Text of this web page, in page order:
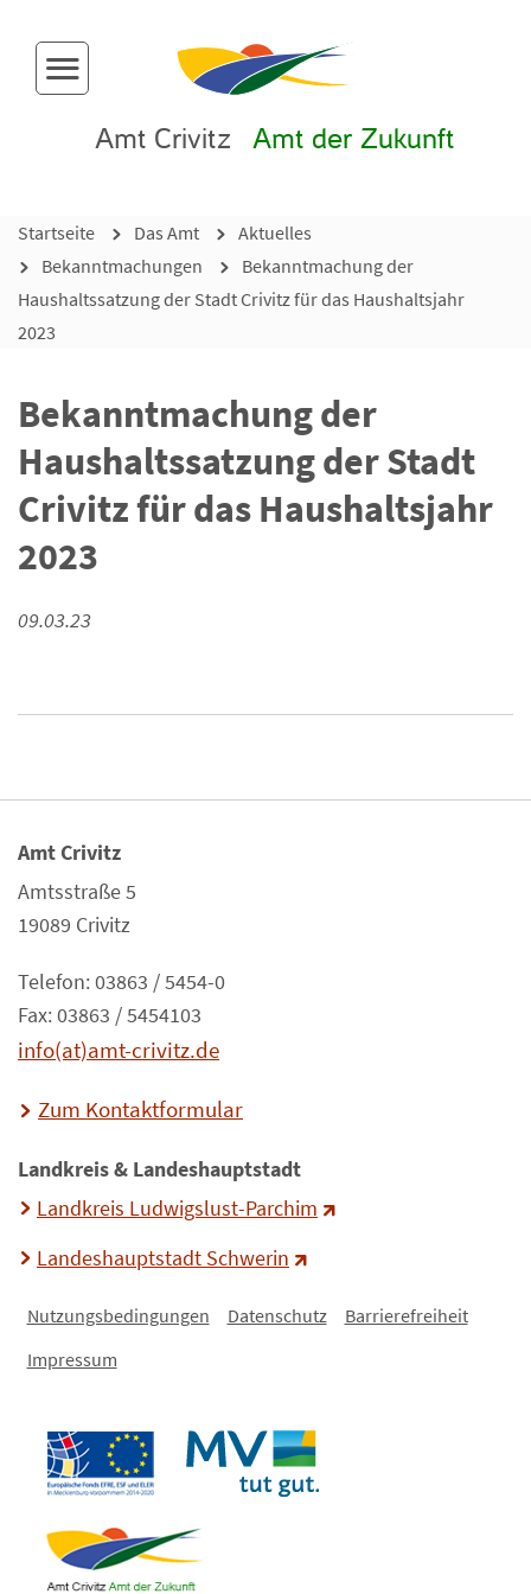
Menü-Button
Amt Crivitz Amt der Zukunft
Startseite Das Amt
Aktuelles
Bekanntmachungen
Bekanntmachung der
Haushaltssatzung der Stadt Crivitz für das Haushaltsjahr
2023
Bekanntmachung der
Haushaltssatzung der Stadt
Crivitz für das Haushaltsjahr
2023
09.03.23
Amt Crivitz
Amtsstraße 5
19089 Crivitz
Telefon: 03863 / 5454-0
Fax: 03863 / 5454103
info(at)amt-crivitz.de
Zum Kontaktformular
Landkreis & Landeshauptstadt
Landkreis Ludwigslust-Parchim
Landeshauptstadt Schwerin
Nutzungsbedingungen Datenschutz
Barrierefreiheit
Impressum